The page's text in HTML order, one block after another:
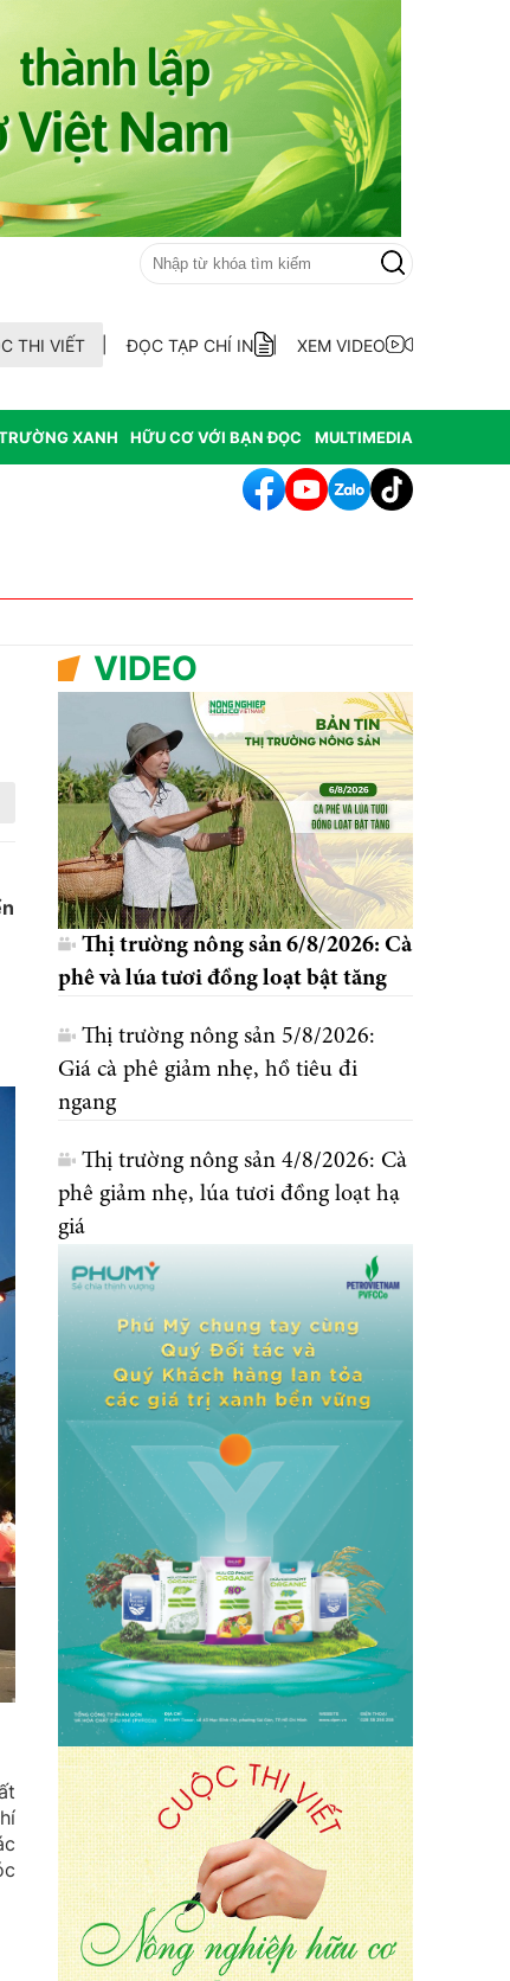
THI VIẾT ĐỌC TẠP CHÍ IN XEM VIDEO
XANH HỮU CƠ VỚI BẠN ĐỌC MULTIMEDIA
Hỗ trợ người dân bỏ nghề giết mổ chó mèo
VIDEO
Thị trường nông sản 6/8/2026: Cà
phê và lúa tươi đồng loạt bật tăng
Thị trường nông sản 5/8/2026:
Giá cà phê giảm nhẹ, hồ tiêu đi
ngang
Thị trường nông sản 4/8/2026: Cà
phê giảm nhẹ, lúa tươi đồng loạt hạ
giá